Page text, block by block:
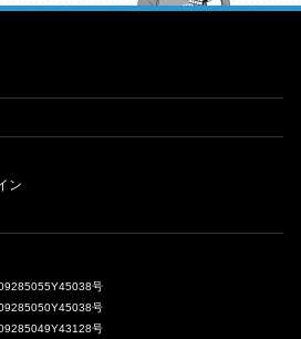
読み放題！ ジャンプルーキー！
ン
号
号
号